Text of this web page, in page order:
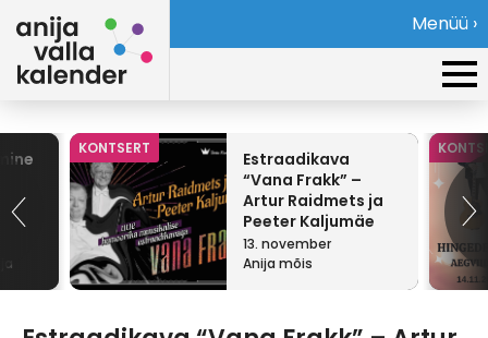
Menüü ›
KONTSERT
Estraadikava
“Vana Frakk” –
Artur Raidmets ja
Peeter Kaljumäe
13. november
Anija mõis